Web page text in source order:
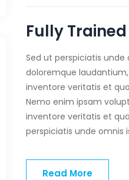
Fully
Sed ut perspiciatis
doloremque
inventore veritatis et
Nemo enim ipsam
inventore veritatis et
perspiciatis unde
Read More